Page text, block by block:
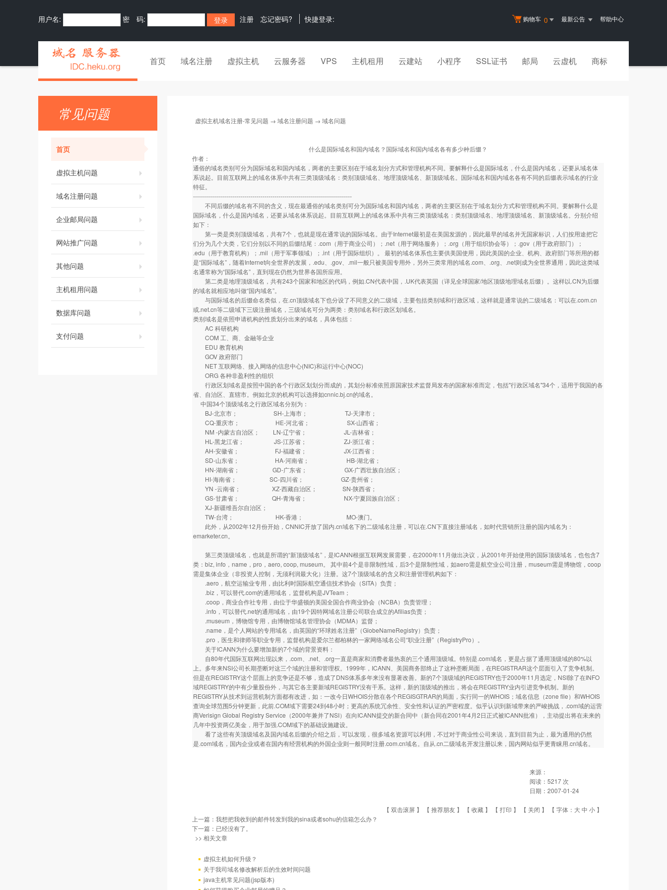
购物车 0 最新公告 帮助中心
用户名: 密 码: 注册 忘记密码? 快捷登录:
首页 域名注册 虚拟主机 云服务器 VPS 主机租用 云建站 小程序 SSL证书 邮局 云虚机 商标
常见问题
首页
虚拟主机问题
域名注册问题
企业邮局问题
网站推广问题
其他问题
主机租用问题
数据库问题
支付问题
虚拟主机域名注册-常见问题 → 域名注册问题 → 域名问题
什么是国际域名和国内域名？国际域名和国内域名各有多少种后缀？
作者：
通俗的域名类别可分为国际域名和国内域名，两者的主要区别在于域名划分方式和管理机构不同。要解释什么是国际域名，什么是国内域名，还要从域名体
系说起。目前互联网上的域名体系中共有三类顶级域名：类别顶级域名、地理顶级域名、新顶级域名。国际域名和国内域名各有不同的后缀表示域名的行业
特征。
--------------------------------------------------------------------------------
不同后缀的域名有不同的含义，现在最通俗的域名类别可分为国际域名和国内域名，两者的主要区别在于域名划分方式和管理机构不同。要解释什么是
国际域名，什么是国内域名，还要从域名体系说起。目前互联网上的域名体系中共有三类顶级域名：类别顶级域名、地理顶级域名、新顶级域名。分别介绍
如下：
第一类是类别顶级域名，共有7个，也就是现在通常说的国际域名。由于Internet最初是在美国发源的，因此最早的域名并无国家标识，人们按用途把它
们分为几个大类，它们分别以不同的后缀结尾：.com（用于商业公司）；.net（用于网络服务）；.org（用于组织协会等）；.gov（用于政府部门）；
.edu（用于教育机构）；.mil（用于军事领域）；.int（用于国际组织）。 最初的域名体系也主要供美国使用，因此美国的企业、机构、政府部门等所用的都
是“国际域名”，随着Internet向全世界的发展，.edu、.gov、.mil一般只被美国专用外，另外三类常用的域名.com、.org、.net则成为全世界通用，因此这类域
名通常称为“国际域名”，直到现在仍然为世界各国所应用。
第二类是地理顶级域名，共有243个国家和地区的代码，例如.CN代表中国，.UK代表英国（详见全球国家/地区顶级地理域名后缀）。这样以.CN为后缀
的域名就相应地叫做“国内域名”。
与国际域名的后缀命名类似，在.cn顶级域名下也分设了不同意义的二级域，主要包括类别域和行政区域，这样就是通常说的二级域名：可以在.com.cn
或.net.cn等二级域下三级注册域名，三级域名可分为两类：类别域名和行政区划域名。
类别域名是依照申请机构的性质划分出来的域名，具体包括：
AC 科研机构
COM 工、商、金融等企业
EDU 教育机构
GOV 政府部门
NET 互联网络、接入网络的信息中心(NIC)和运行中心(NOC)
ORG 各种非盈利性的组织
行政区划域名是按照中国的各个行政区划划分而成的，其划分标准依照原国家技术监督局发布的国家标准而定，包括"行政区域名"34个，适用于我国的各
省、自治区、直辖市。例如北京的机构可以选择如cnnic.bj.cn的域名。
中国34个顶级域名之行政区域名分别为：
BJ-北京市； SH-上海市； TJ-天津市；
CQ-重庆市； HE-河北省； SX-山西省；
NM -内蒙古自治区； LN-辽宁省； JL-吉林省；
HL-黑龙江省； JS-江苏省； ZJ-浙江省；
AH-安徽省； FJ-福建省； JX-江西省；
SD-山东省； HA-河南省； HB-湖北省；
HN-湖南省； GD-广东省； GX-广西壮族自治区；
HI-海南省； SC-四川省； GZ-贵州省；
YN -云南省； XZ-西藏自治区； SN-陕西省；
GS-甘肃省； QH-青海省； NX-宁夏回族自治区；
XJ-新疆维吾尔自治区；
TW-台湾； HK-香港； MO-澳门。
此外，从2002年12月份开始，CNNIC开放了国内.cn域名下的二级域名注册，可以在.CN下直接注册域名，如时代营销所注册的国内域名为：
emarketer.cn。
第三类顶级域名，也就是所谓的“新顶级域名”，是ICANN根据互联网发展需要，在2000年11月做出决议，从2001年开始使用的国际顶级域名，也包含7
类：biz, info，name，pro，aero, coop, museum。 其中前4个是非限制性域，后3个是限制性域，如aero需是航空业公司注册，museum需是博物馆，coop
需是集体企业（非投资人控制，无须利润最大化）注册。这7个顶级域名的含义和注册管理机构如下：
.aero，航空运输业专用，由比利时国际航空通信技术协会（SITA）负责；
.biz，可以替代.com的通用域名，监督机构是JVTeam；
.coop，商业合作社专用，由位于华盛顿的美国全国合作商业协会（NCBA）负责管理；
.info，可以替代.net的通用域名，由19个因特网域名注册公司联合成立的Afilias负责；
.museum，博物馆专用，由博物馆域名管理协会（MDMA）监督；
.name，是个人网站的专用域名，由英国的“环球姓名注册”（GlobeNameRegistry）负责；
.pro，医生和律师等职业专用，监督机构是爱尔兰都柏林的一家网络域名公司“职业注册”（RegistryPro）。
关于ICANN为什么要增加新的7个域的背景资料：
自80年代国际互联网出现以来，.com、.net、.org一直是商家和消费者最热衷的三个通用顶级域。特别是.com域名，更是占据了通用顶级域的80%以
上。多年来NSI公司长期垄断对这三个域的注册和管理权。1999年，ICANN、美国商务部终止了这种垄断局面，在REGISTRAR这个层面引入了竞争机制。
但是在REGISTRY这个层面上的竞争还是不够，造成了DNS体系多年来没有显著改善。新的7个顶级域的REGISTRY也于2000年11月选定，NSI除了在INFO
域REGISTRY的中有少量股份外，与其它各主要新域REGISTRY没有干系。这样，新的顶级域的推出，将会在REGISTRY业内引进竞争机制。新的
REGISTRY从技术到运营机制方面都有改进，如：一改今日WHOIS分散在各个REGISGTRAR的局面，实行同一的WHOIS；域名信息（zone file）和WHOIS
查询全球范围5分钟更新，此前.COM域下需要24到48小时；更高的系统冗余性、安全性和认证的严密程度。似乎认识到新域带来的严峻挑战，.com域的运营
商Verisign Global Registry Service（2000年兼并了NSI）在向ICANN提交的新合同中（新合同在2001年4月2日正式被ICANN批准），主动提出将在未来的
几年中投资两亿美金，用于加强.COM域下的基础设施建设。
看了这些有关顶级域名及国内域名后缀的介绍之后，可以发现，很多域名资源可以利用，不过对于商业性公司来说，直到目前为止，最为通用的仍然
是.com域名，国内企业或者在国内有经营机构的外国企业则一般同时注册.com.cn域名。自从.cn二级域名开发注册以来，国内网站似乎更青睐用.cn域名。
来源：
阅读： 5217 次
日期： 2007-01-24
【 双击滚屏 】 【 推荐朋友 】 【 收藏 】 【 打印 】 【 关闭 】 【 字体： 大中 小 】
上一篇： 我想把我收到的邮件转发到我的sina或者sohu的信箱怎么办？
下一篇：已经没有了。
>> 相关文章
虚拟主机如何升级？
关于我司域名修改解析后的生效时间问题
java主机常见问题(jsp版本)